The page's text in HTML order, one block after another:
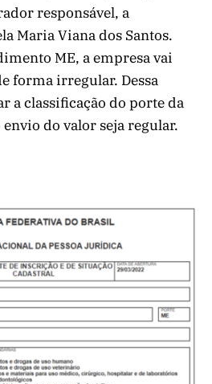
responsável, a
Maria Viana dos Santos.
ME, a empresa vai
forma irregular. Dessa
a classificação do porte da
do valor seja regular.